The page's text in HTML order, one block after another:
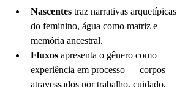
Nascentes traz narrativas arquetípicas
do feminino, água como matriz e
memória ancestral.
Fluxos apresenta o gênero como
experiência em processo — corpos
atravessados por trabalho, cuidado,